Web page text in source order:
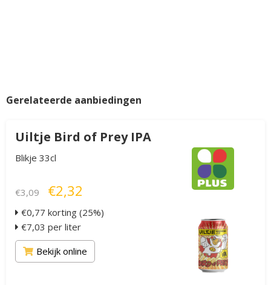
Gerelateerde aanbiedingen
Uiltje Bird of Prey IPA
Blikje 33cl
€3,09 €2,32
€0,77 korting (25%)
€7,03 per liter
Bekijk online